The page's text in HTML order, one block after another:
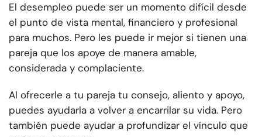
El desempleo puede ser un momento difícil desde
el punto de vista mental, financiero y profesional
para muchos. Pero les puede ir mejor si tienen una
pareja que los apoye de manera amable,
considerada y complaciente.
Al ofrecerle a tu pareja tu consejo, aliento y apoyo,
puedes ayudarla a volver a encarrilar su vida. Pero
también puede ayudar a profundizar el vínculo que